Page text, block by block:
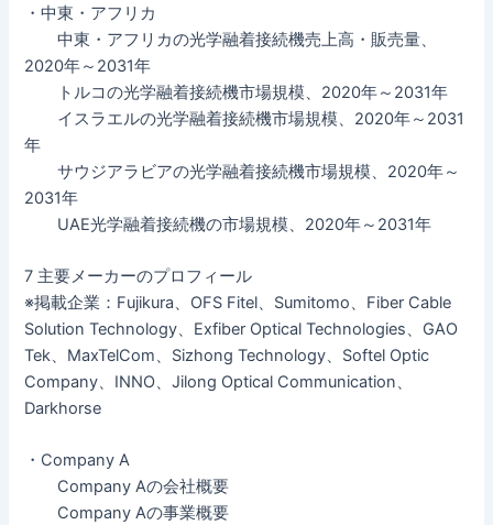
・中東・アフリカ
中東・アフリカの光学融着接続機売上高・販売量、
2020年～2031年
トルコの光学融着接続機市場規模、2020年～2031年
イスラエルの光学融着接続機市場規模、2020年～2031
年
サウジアラビアの光学融着接続機市場規模、2020年～
2031年
UAE光学融着接続機の市場規模、2020年～2031年
7 主要メーカーのプロフィール
※掲載企業：Fujikura、OFS Fitel、Sumitomo、Fiber Cable
Solution Technology、Exfiber Optical Technologies、GAO
Tek、MaxTelCom、Sizhong Technology、Softel Optic
Company、INNO、Jilong Optical Communication、
Darkhorse
・Company A
Company Aの会社概要
Company Aの事業概要